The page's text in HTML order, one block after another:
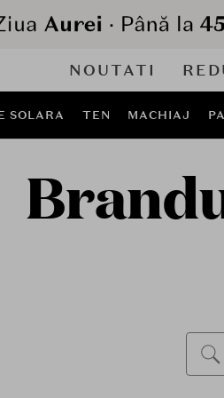
NOUTATI
SOLARA TEN MACHIAJ